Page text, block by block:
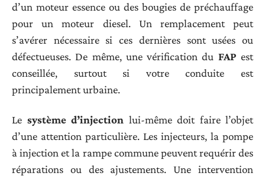
d’un moteur essence ou des bougies de préchauffage
pour un moteur diesel. Un remplacement peut
s’avérer nécessaire si ces dernières sont usées ou
défectueuses. De même, une vérification du FAP est
conseillée, surtout si votre conduite est
principalement urbaine.
Le système d’injection lui-même doit faire l’objet
d’une attention particulière. Les injecteurs, la pompe
à injection et la rampe commune peuvent requérir des
réparations ou des ajustements. Une intervention